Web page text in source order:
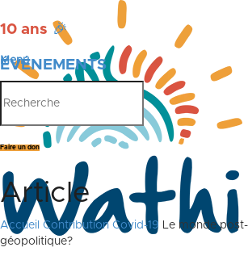
10 ans 🎉
ÉVÉNEMENTS
PUBLICATIONS
Menu
Faire un don
Article
Accueil Contribution Covid-19 Le monde
géopolitique?